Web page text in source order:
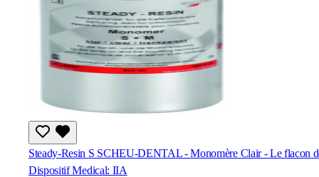
Steady-Resin S SCHEU-DENTAL - Monomère Clair - Le flacon
Dispositif Medical: IIA